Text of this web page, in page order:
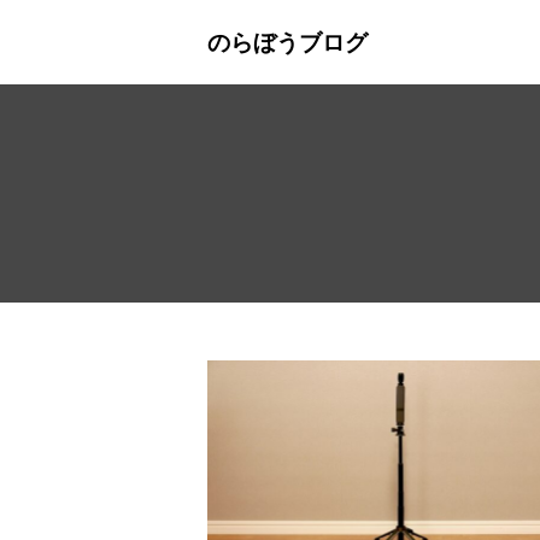
のらぼうブログ